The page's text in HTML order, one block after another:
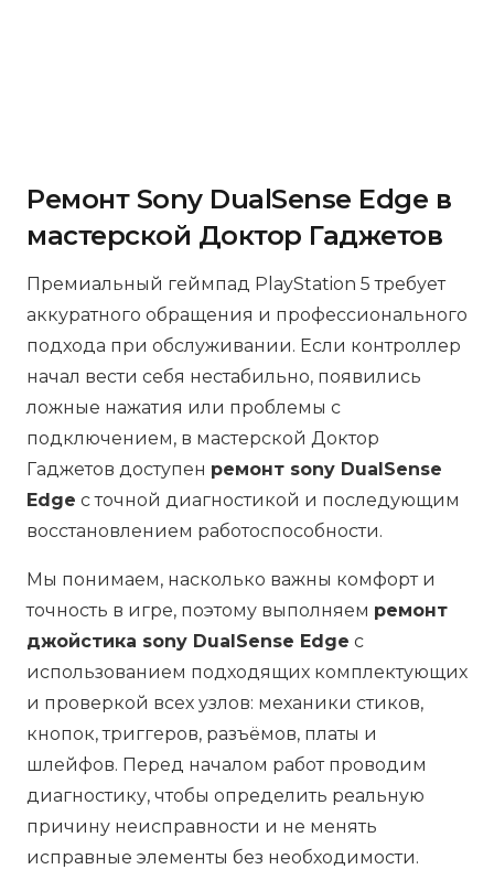
Ремонт Sony DualSense Edge в
мастерской Доктор Гаджетов
Премиальный геймпад PlayStation 5 требует
аккуратного обращения и профессионального
подхода при обслуживании. Если контроллер
начал вести себя нестабильно, появились
ложные нажатия или проблемы с
подключением, в мастерской Доктор
Гаджетов доступен ремонт sony DualSense
Edge с точной диагностикой и последующим
восстановлением работоспособности.
Мы понимаем, насколько важны комфорт и
точность в игре, поэтому выполняем ремонт
джойстика sony DualSense Edge с
использованием подходящих комплектующих
и проверкой всех узлов: механики стиков,
кнопок, триггеров, разъёмов, платы и
шлейфов. Перед началом работ проводим
диагностику, чтобы определить реальную
причину неисправности и не менять
исправные элементы без необходимости.